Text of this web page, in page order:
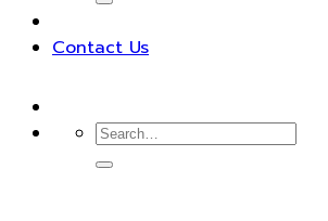
Contact Us